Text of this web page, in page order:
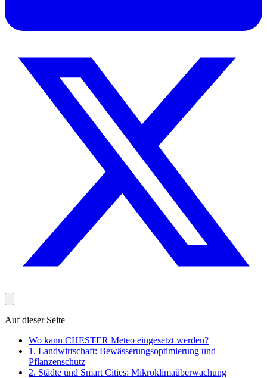
Auf dieser Seite
Wo kann CHESTER Meteo eingesetzt werden?
1. Landwirtschaft: Bewässerungsoptimierung und
Pflanzenschutz
2. Städte und Smart Cities: Mikroklimaüberwachung